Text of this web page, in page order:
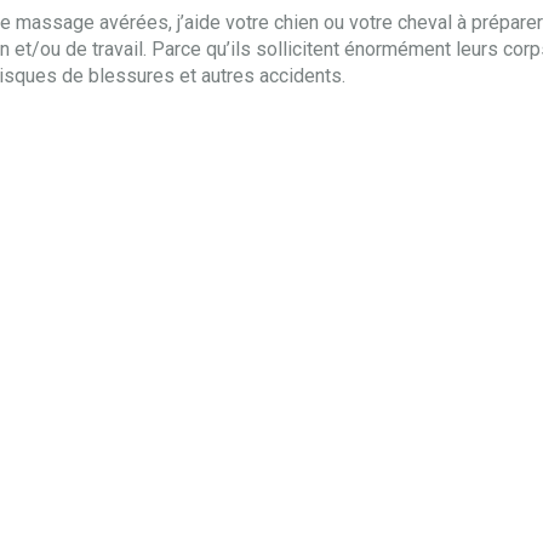
avérées, j’aide votre chien ou votre cheval à
et/ou de travail. Parce qu’ils sollicitent énormément leurs
de blessures et autres accidents.